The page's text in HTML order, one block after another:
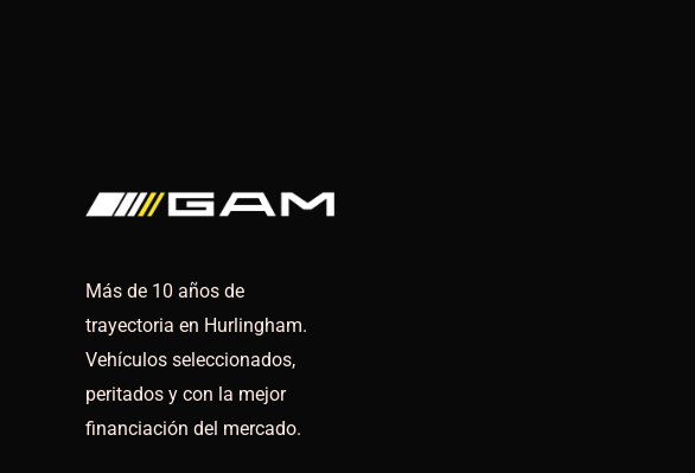
Más de 10 años de
trayectoria en Hurlingham.
Vehículos seleccionados,
peritados y con la mejor
financiación del mercado.